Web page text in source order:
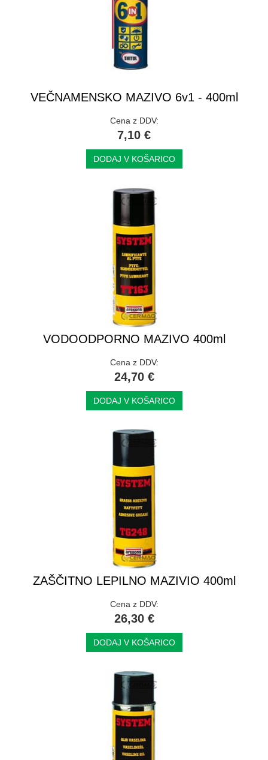
VEČNAMENSKO MAZIVO 6v1 - 400ml
Cena z DDV:
7,10 €
DODAJ V KOŠARICO
VODOODPORNO MAZIVO 400ml
Cena z DDV:
24,70 €
DODAJ V KOŠARICO
ZAŠČITNO LEPILNO MAZIVIO 400ml
Cena z DDV:
26,30 €
DODAJ V KOŠARICO